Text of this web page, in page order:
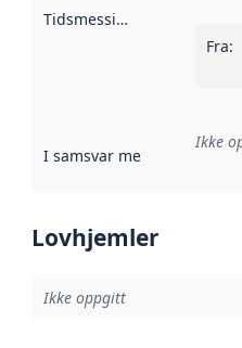
Tidsmessig avgrensning
Fra:
I samsvar med
Ikke
Lovhjemler
Ikke oppgitt